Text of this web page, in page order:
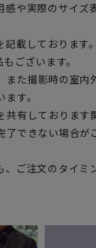
や実際のサイズ
載しております
ございます。
た撮影時の室内
す。
有しております
できない場合が
ご注文のタイミ